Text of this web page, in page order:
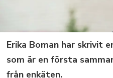
Erika Boman har skrivit
som är en första
från enkäten.